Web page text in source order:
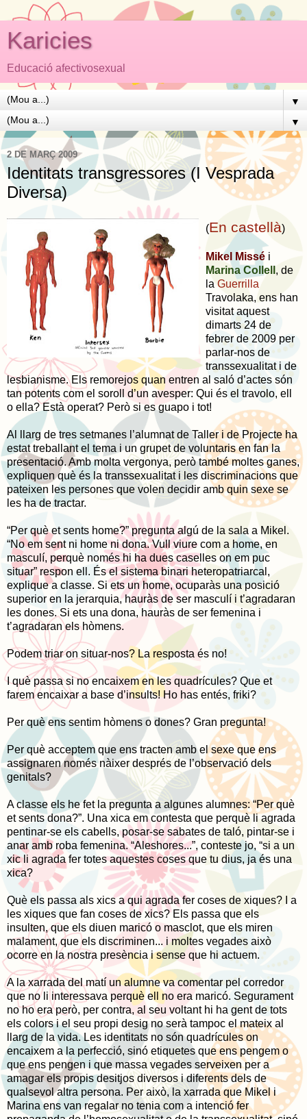
Karicies
Educació afectivosexual
▼
▼
2 DE MARÇ 2009
Identitats transgressores (I Vesprada
Diversa)
(En castellà)
Mikel Missé i
Marina Collell , de
la Guerrilla
Travolaka, ens han
visitat aquest
dimarts 24 de
febrer de 2009 per
parlar-nos de
transsexualitat i de
lesbianisme. Els remorejos quan entren al saló d’actes són
tan potents com el soroll d’un avesper: Qui és el travolo, ell
o ella? Està operat? Però si es guapo i tot!
Al llarg de tres setmanes l’alumnat de Taller i de Projecte ha
estat treballant el tema i un grupet de voluntaris en fan la
presentació. Amb molta vergonya, però també moltes ganes,
expliquen què és la transsexualitat i les discriminacions que
pateixen les persones que volen decidir amb quin sexe se
les ha de tractar.
“Per què et sents home?” pregunta algú de la sala a Mikel.
“No em sent ni home ni dona. Vull viure com a home, en
masculí, perquè només hi ha dues caselles on em puc
situar” respon ell. És el sistema binari heteropatriarcal,
explique a classe. Si ets un home, ocuparàs una posició
superior en la jerarquia, hauràs de ser masculí i t’agradaran
les dones. Si ets una dona, hauràs de ser femenina i
t’agradaran els hòmens.
Podem triar on situar-nos? La resposta és no!
I què passa si no encaixem en les quadrícules? Que et
farem encaixar a base d’insults! Ho has entés, friki?
Per què ens sentim hòmens o dones? Gran pregunta!
Per què acceptem que ens tracten amb el sexe que ens
assignaren només nàixer després de l’observació dels
genitals?
A classe els he fet la pregunta a algunes alumnes: “Per què
et sents dona?”. Una xica em contesta que perquè li agrada
pentinar-se els cabells, posar-se sabates de taló, pintar-se i
anar amb roba femenina. “Aleshores...”, conteste jo, “si a un
xic li agrada fer totes aquestes coses que tu dius, ja és una
xica?
Què els passa als xics a qui agrada fer coses de xiques? I a
les xiques que fan coses de xics? Els passa que els
insulten, que els diuen maricó o masclot, que els miren
malament, que els discriminen... i moltes vegades això
ocorre en la nostra presència i sense que hi actuem.
A la xarrada del matí un alumne va comentar pel corredor
que no li interessava perquè ell no era maricó. Segurament
no ho era però, per contra, al seu voltant hi ha gent de tots
els colors i el seu propi desig no serà tampoc el mateix al
llarg de la vida. Les identitats no són quadrícules on
encaixem a la perfecció, sinó etiquetes que ens pengem o
que ens pengen i que massa vegades serveixen per a
amagar els propis desitjos diversos i diferents dels de
qualsevol altra persona. Per això, la xarrada que Mikel i
Marina ens van regalar no tenia com a intenció fer